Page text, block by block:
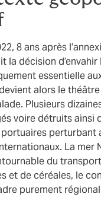
8 ans après
la décision d’envahir
essentielle
alors le théâtre
Plusieurs
voire détruits ainsi
perturbant
La mer
du transport
et de céréales, le
purement